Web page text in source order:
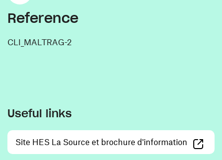
Reference
CLI_MALTRAG-2
Useful links
Site HES La Source et brochure d'information (opens